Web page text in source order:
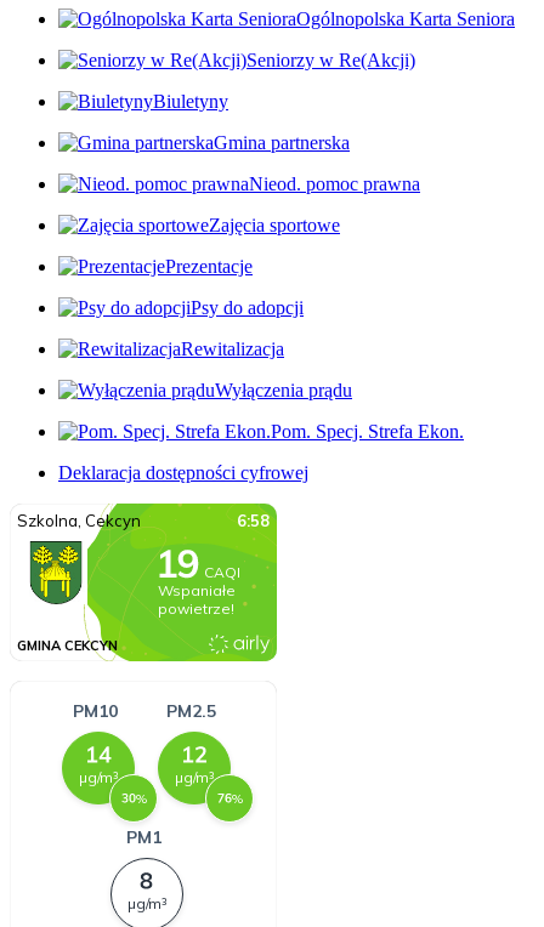
Ogólnopolska Karta Seniora
Seniorzy w Re(Akcji)
Biuletyny
Gmina partnerska
Nieod. pomoc prawna
Zajęcia sportowe
Prezentacje
Psy do adopcji
Rewitalizacja
Wyłączenia prądu
Pom. Specj. Strefa Ekon.
Deklaracja dostępności cyfrowej